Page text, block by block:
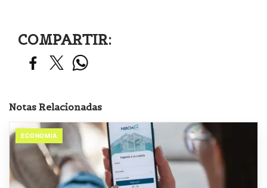
COMPARTIR:
Notas Relacionadas
ECONOMIA